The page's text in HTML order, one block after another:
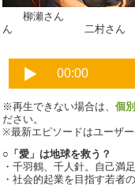
柳瀬さん
ん 二村
※再生できない場合は、 個
ださい。
※最新エピソードはユーザ
○「愛」は地球を救う？
・千羽鶴、千人針。自己満
・社会的起業を目指す若者